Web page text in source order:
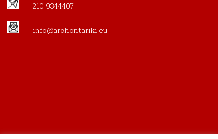
: 210 9344407
: info@archontariki.eu